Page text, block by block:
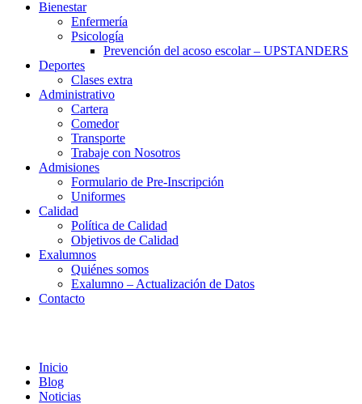
Bienestar
Enfermería
Psicología
Prevención del acoso escolar – UPSTANDERS
Deportes
Clases extra
Administrativo
Cartera
Comedor
Transporte
Trabaje con Nosotros
Admisiones
Formulario de Pre-Inscripción
Uniformes
Calidad
Política de Calidad
Objetivos de Calidad
Exalumnos
Quiénes somos
Exalumno – Actualización de Datos
Contacto
Inicio
Blog
Noticias